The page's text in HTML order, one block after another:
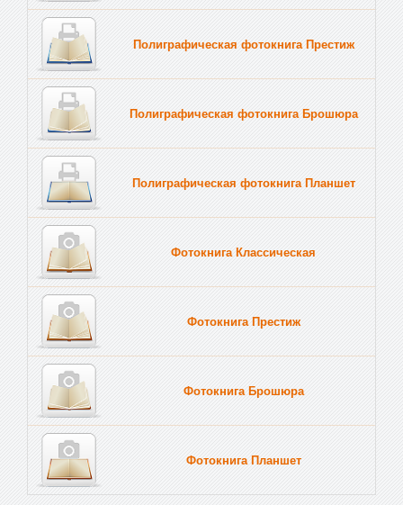
Полиграфическая фотокнига Престиж
Полиграфическая фотокнига Брошюра
Полиграфическая фотокнига Планшет
Фотокнига Классическая
Фотокнига Престиж
Фотокнига Брошюра
Фотокнига Планшет